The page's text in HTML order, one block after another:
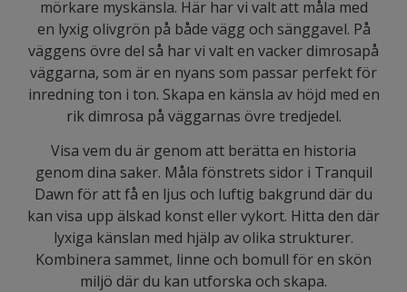
mörkare myskänsla. Här har vi valt att måla med
en lyxig olivgrön på både vägg och sänggavel. På
väggens övre del så har vi valt en vacker dimrosapå
väggarna, som är en nyans som passar perfekt för
inredning ton i ton. Skapa en känsla av höjd med en
rik dimrosa på väggarnas övre tredjedel.
Visa vem du är genom att berätta en historia
genom dina saker. Måla fönstrets sidor i Tranquil
Dawn för att få en ljus och luftig bakgrund där du
kan visa upp älskad konst eller vykort. Hitta den där
lyxiga känslan med hjälp av olika strukturer.
Kombinera sammet, linne och bomull för en skön
miljö där du kan utforska och skapa.